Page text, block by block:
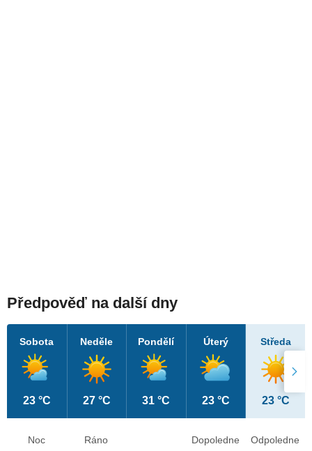
Předpověď na další dny
Sobota
23 °C
Neděle
27 °C
Pondělí
31 °C
Úterý
23 °C
Středa
23 °C
Noc Ráno Dopoledne Odpoledne